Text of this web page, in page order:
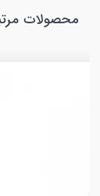
محصولات